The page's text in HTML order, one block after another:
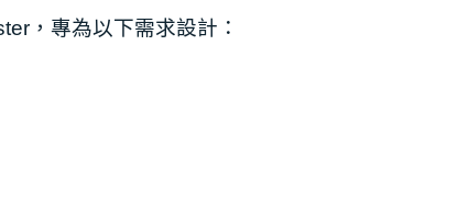
，專為以下需求設計：